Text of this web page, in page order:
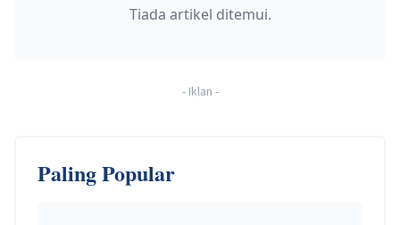
Tiada artikel ditemui.
- Iklan -
Paling Popular